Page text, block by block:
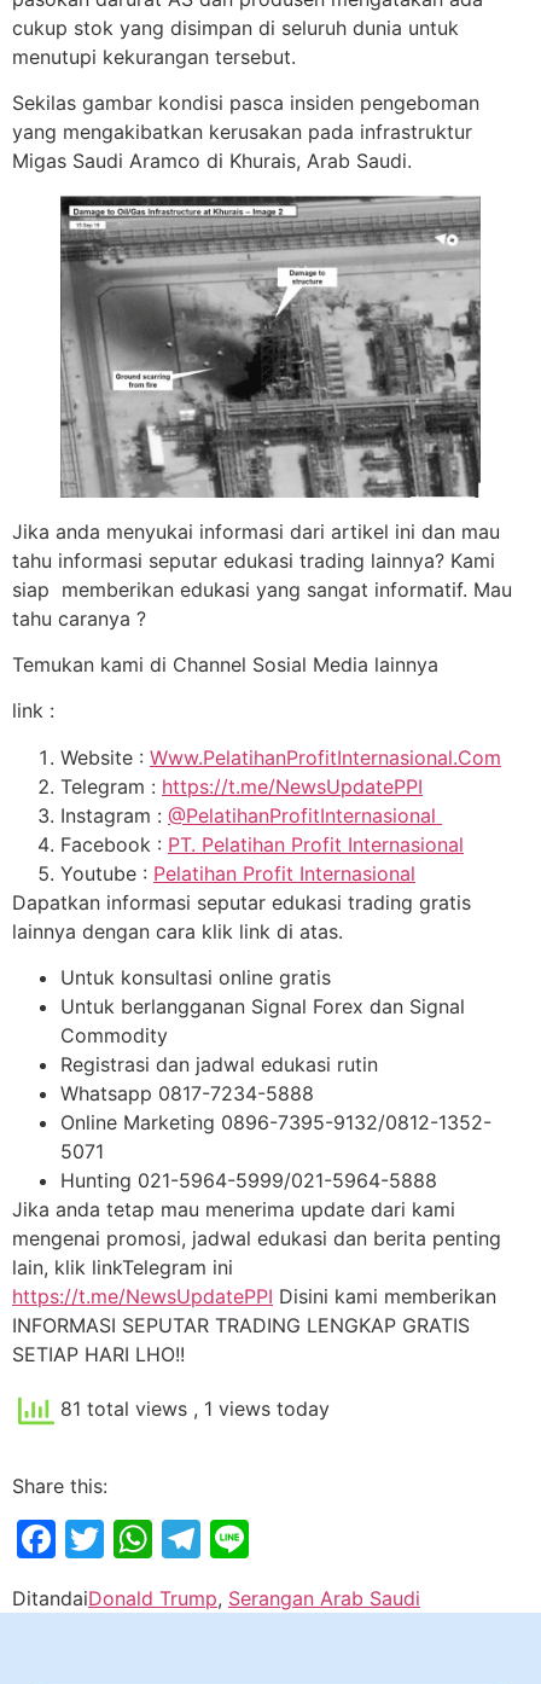
cukup stok yang disimpan di seluruh dunia untuk
menutupi kekurangan tersebut.
Sekilas gambar kondisi pasca insiden pengeboman
yang mengakibatkan kerusakan pada infrastruktur
Migas Saudi Aramco di Khurais, Arab Saudi.
Jika anda menyukai informasi dari artikel ini dan mau
tahu informasi seputar edukasi trading lainnya? Kami
siap memberikan edukasi yang sangat informatif. Mau
tahu caranya ?
Temukan kami di Channel Sosial Media lainnya
link :
Website : Www.PelatihanProfitInternasional.Com
Telegram : https://t.me/NewsUpdatePPI
Instagram : @PelatihanProfitInternasional
Facebook : PT. Pelatihan Profit Internasional
Youtube : Pelatihan Profit Internasional
Dapatkan informasi seputar edukasi trading gratis
lainnya dengan cara klik link di atas.
Untuk konsultasi online gratis
Untuk berlangganan Signal Forex dan Signal
Commodity
Registrasi dan jadwal edukasi rutin
Whatsapp 0817-7234-5888
Online Marketing 0896-7395-9132/0812-1352-
5071
Hunting 021-5964-5999/021-5964-5888
Jika anda tetap mau menerima update dari kami
mengenai promosi, jadwal edukasi dan berita penting
lain, klik linkTelegram ini
https://t.me/NewsUpdatePPI Disini kami memberikan
INFORMASI SEPUTAR TRADING LENGKAP GRATIS
SETIAP HARI LHO!!
81 total views , 1 views today
Share this:
Facebook
Twitter
WhatsApp
Telegram
DitandaiDonald Trump, Serangan Arab Saudi